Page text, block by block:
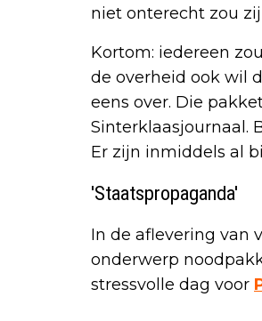
niet onterecht zou
Kortom: iedereen
de overheid ook wil
eens over. Die
Sinterklaasjournaal.
Er zijn inmiddels al
'Staatspropaganda'
In de aflevering van
onderwerp
stressvolle dag voor